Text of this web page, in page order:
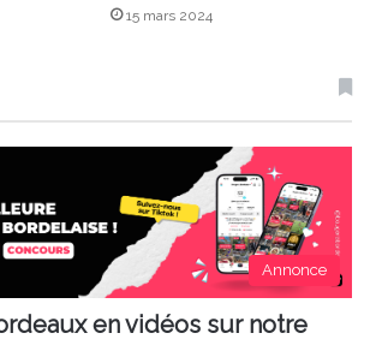
15 mars 2024
Annonce
en vidéos sur notre